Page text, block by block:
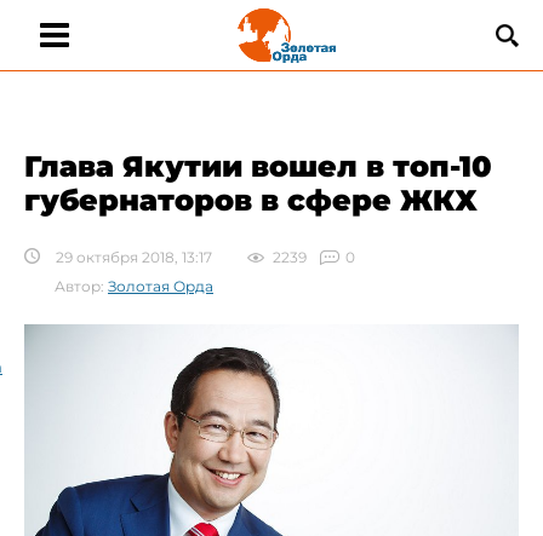
Глава Якутии вошел в топ-10
губернаторов в сфере ЖКХ
29 октября 2018, 13:17 2239
0
Автор: Золотая Орда